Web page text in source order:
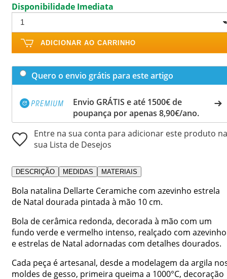
Disponibilidade Imediata
ADICIONAR AO CARRINHO
Quero o envio grátis para este artigo
Envio GRÁTIS e até 1500€ de
poupança por apenas 8,90€/ano.
Entre na sua conta para adicionar este produto na
sua Lista de Desejos
DESCRIÇÃO MEDIDAS MATERIAIS
Bola natalina Dellarte Ceramiche com azevinho estrela
de Natal dourada pintada à mão 10 cm.
Bola de cerâmica redonda, decorada à mão com um
fundo verde e vermelho intenso, realçado com azevinho
e estrelas de Natal adornadas com detalhes dourados.
Cada peça é artesanal, desde a modelagem da argila
moldes de gesso, primeira queima a 1000°C, decoração